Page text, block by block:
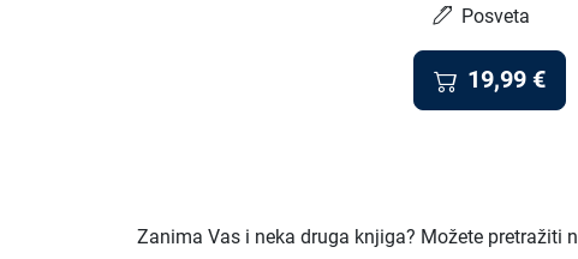
Posveta
19,99 €
Zanima Vas i neka druga knjiga? Možete